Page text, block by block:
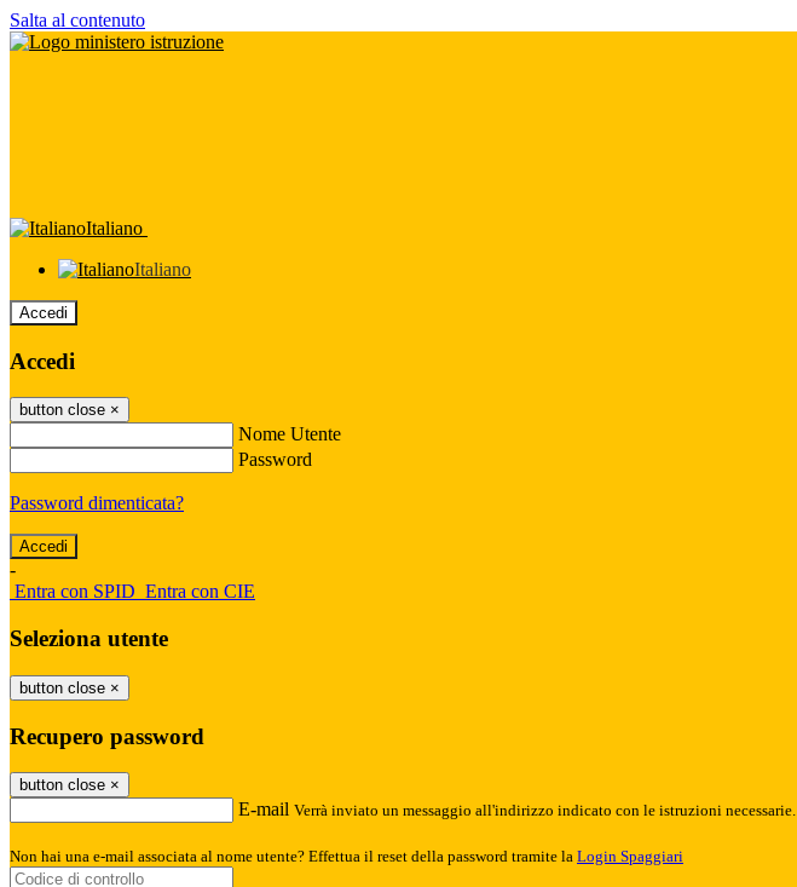
Salta al contenuto
Italiano
Italiano
Accedi
Accedi
button close ×
Nome Utente
Password
Password dimenticata?
-
Entra con SPID Entra con CIE
Seleziona utente
button close ×
Recupero password
button close ×
E-mail Verrà inviato un messaggio all'indirizzo indicato con le istruzioni necessarie.
Non hai una e-mail associata al nome utente? Effettua il reset della password tramite la Login Spaggiari